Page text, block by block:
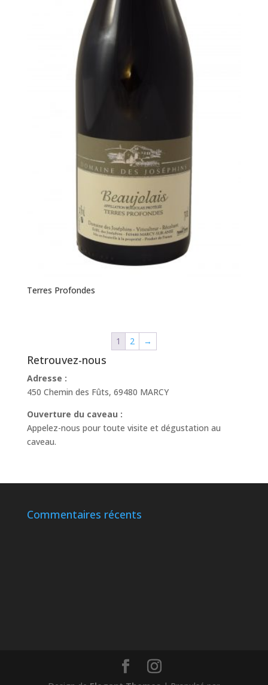
Terres Profondes
1 2 →
Retrouvez-nous
Adresse :
450 Chemin des Fûts, 69480 MARCY
Ouverture du caveau :
Appelez-nous pour toute visite et dégustation au
caveau.
Commentaires récents